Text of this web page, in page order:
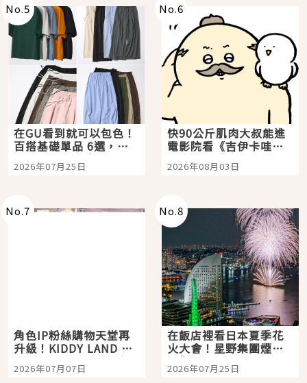
No.5
在GU看到就可以包色！
百搭基礎單品 6選，閉
眼全收也不心疼
2026年07月25日
No.6
快90公斤肌肉大叔能進
電影院看《吉伊卡哇》
嗎？日本重金屬樂團
「打首」會長與nagano
2026年08月03日
No.7
角色IP粉絲購物天堂再
升級！KIDDY LAND 原
宿店吉伊卡哇迎客，新
開幕 OMOKADO 店3分
2026年07月07日
No.8
在飯店裡看日本夏季花
火大會！星野集團煙火
景觀飯店6選，讓你不用
人擠人悠閒欣賞
2026年07月25日